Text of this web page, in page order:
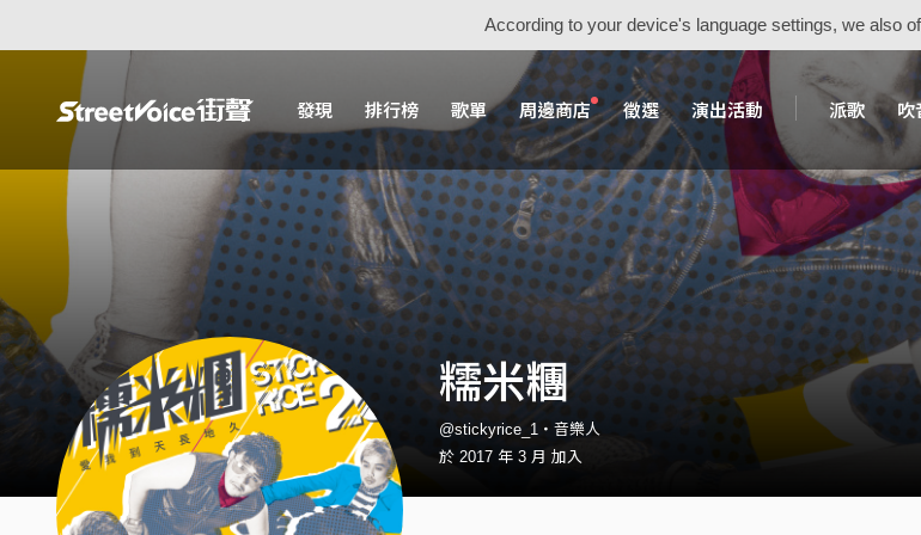
According to your device's language settings, we also
發現 排行榜 歌單 周邊商店 徵選 演出活動 派歌 吹
糯米糰
@stickyrice_1・音樂人
於 2017 年 3 月 加入